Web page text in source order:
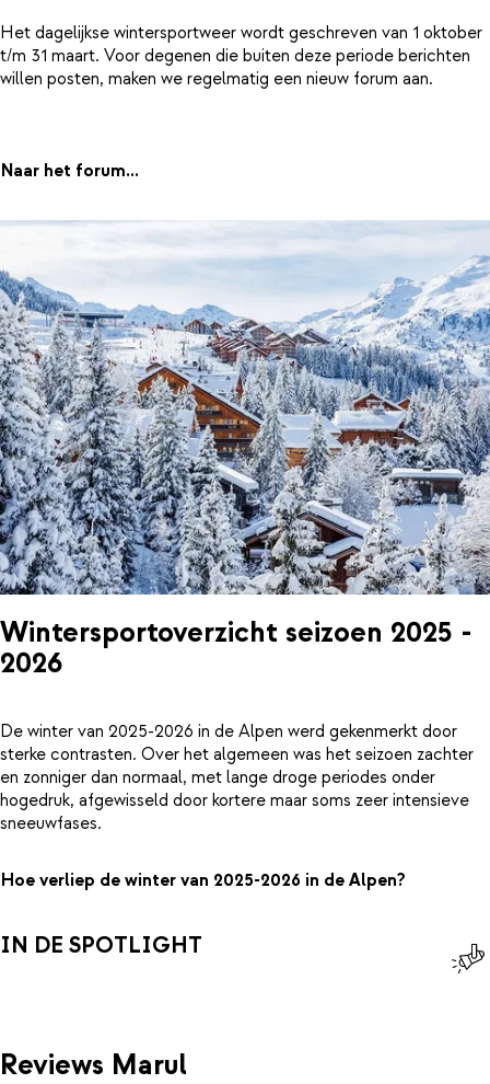
Het dagelijkse wintersportweer wordt geschreven van 1 oktober
t/m 31 maart. Voor degenen die buiten deze periode berichten
willen posten, maken we regelmatig een nieuw forum aan.
Naar het forum...
Wintersportoverzicht seizoen 2025 -
2026
De winter van 2025-2026 in de Alpen werd gekenmerkt door
sterke contrasten. Over het algemeen was het seizoen zachter
en zonniger dan normaal, met lange droge periodes onder
hogedruk, afgewisseld door kortere maar soms zeer intensieve
sneeuwfases.
Hoe verliep de winter van 2025-2026 in de Alpen?
IN DE SPOTLIGHT
Reviews Marul